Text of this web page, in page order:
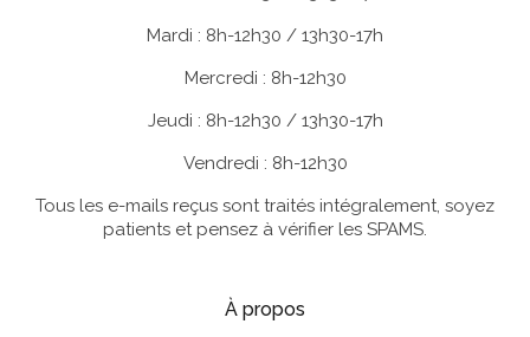
Mardi : 8h-12h30 / 13h30-17h
Mercredi : 8h-12h30
Jeudi : 8h-12h30 / 13h30-17h
Vendredi : 8h-12h30
Tous les e-mails reçus sont traités intégralement, soyez
patients et pensez à vérifier les SPAMS.
À propos